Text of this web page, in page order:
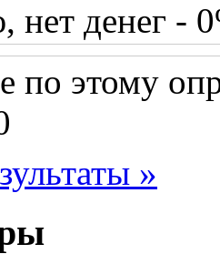
нет денег -
по этому
»